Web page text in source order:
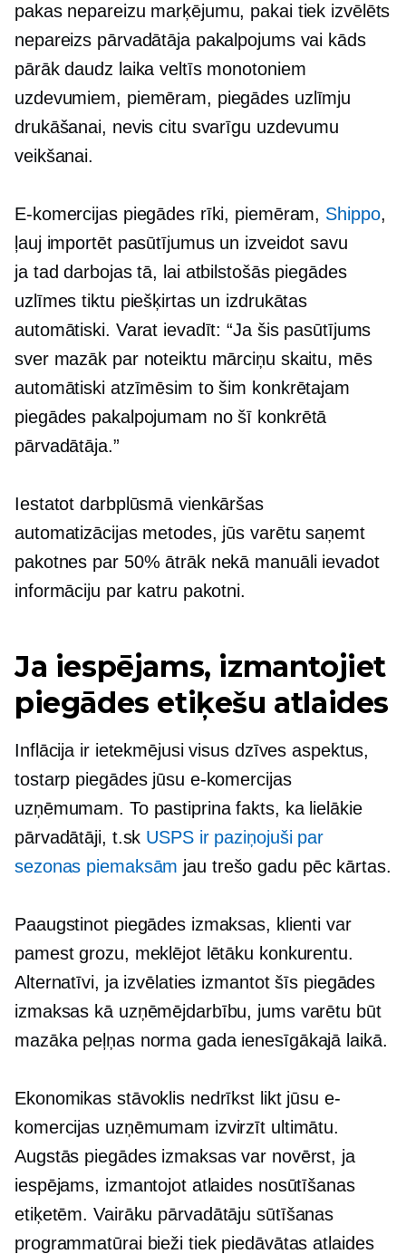
pakas nepareizu marķējumu, pakai tiek izvēlēts
nepareizs pārvadātāja pakalpojums vai kāds
pārāk daudz laika veltīs monotoniem
uzdevumiem, piemēram, piegādes uzlīmju
drukāšanai, nevis citu svarīgu uzdevumu
veikšanai.
E-komercijas piegādes rīki, piemēram, Shippo,
ļauj importēt pasūtījumus un izveidot savu
ja tad darbojas tā, lai atbilstošās piegādes
uzlīmes tiktu piešķirtas un izdrukātas
automātiski. Varat ievadīt: “Ja šis pasūtījums
sver mazāk par noteiktu mārciņu skaitu, mēs
automātiski atzīmēsim to šim konkrētajam
piegādes pakalpojumam no šī konkrētā
pārvadātāja.”
Iestatot darbplūsmā vienkāršas
automatizācijas metodes, jūs varētu saņemt
pakotnes par 50% ātrāk nekā manuāli ievadot
informāciju par katru pakotni.
Ja iespējams, izmantojiet
piegādes etiķešu atlaides
Inflācija ir ietekmējusi visus dzīves aspektus,
tostarp piegādes jūsu e-komercijas
uzņēmumam. To pastiprina fakts, ka lielākie
pārvadātāji, t.sk USPS ir paziņojuši par
sezonas piemaksām jau trešo gadu pēc kārtas.
Paaugstinot piegādes izmaksas, klienti var
pamest grozu, meklējot lētāku konkurentu.
Alternatīvi, ja izvēlaties izmantot šīs piegādes
izmaksas kā uzņēmējdarbību, jums varētu būt
mazāka peļņas norma gada ienesīgākajā laikā.
Ekonomikas stāvoklis nedrīkst likt jūsu e-
komercijas uzņēmumam izvirzīt ultimātu.
Augstās piegādes izmaksas var novērst, ja
iespējams, izmantojot atlaides nosūtīšanas
etiķetēm.Vairāku pārvadātāju sūtīšanas
programmatūrai bieži tiek piedāvātas atlaides